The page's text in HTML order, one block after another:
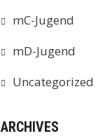
mC-Jugend
mD-Jugend
Uncategorized
ARCHIVES